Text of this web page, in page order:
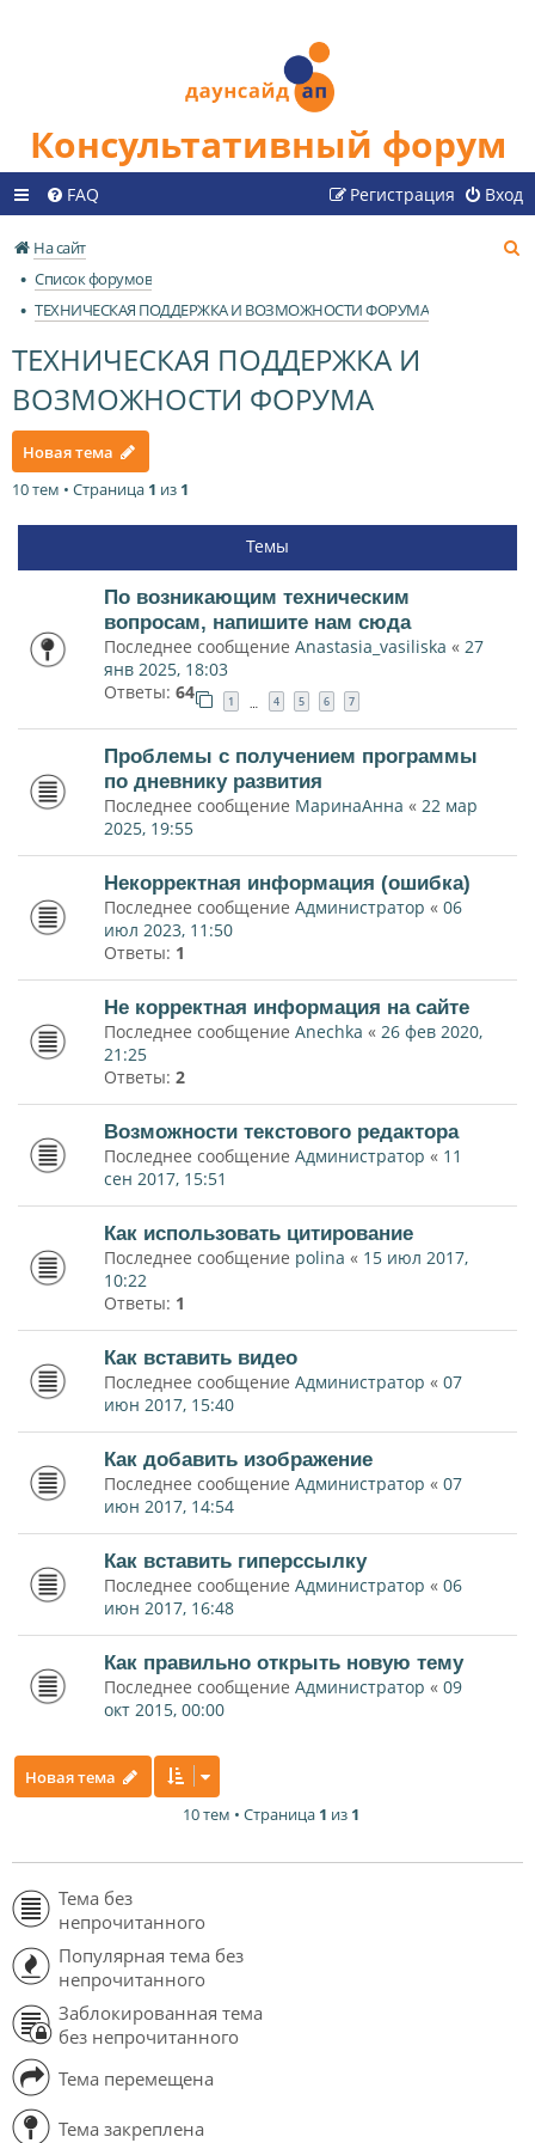
Консультативный форум
FAQ Вход
Регистрация
На сайт
Список форумов
ТЕХНИЧЕСКАЯ ПОДДЕРЖКА И ВОЗМОЖНОСТИ ФОРУМА
ТЕХНИЧЕСКАЯ ПОДДЕРЖКА И
ВОЗМОЖНОСТИ ФОРУМА
Новая тема
10 тем • Страница 1 из 1
Темы
По возникающим техническим
вопросам, напишите нам сюда
Последнее сообщение Anastasia_vasiliska « 27
янв 2025, 18:03
Ответы: 64 1 … 4 5 6 7
Проблемы с получением программы
по дневнику развития
Последнее сообщение МаринаАнна « 22 мар
2025, 19:55
Некорректная информация (ошибка)
Последнее сообщение Администратор « 06
июл 2023, 11:50
Ответы: 1
Не корректная информация на сайте
Последнее сообщение Anechka « 26 фев 2020,
21:25
Ответы: 2
Возможности текстового редактора
Последнее сообщение Администратор « 11
сен 2017, 15:51
Как использовать цитирование
Последнее сообщение polina « 15 июл 2017,
10:22
Ответы: 1
Как вставить видео
Последнее сообщение Администратор « 07
июн 2017, 15:40
Как добавить изображение
Последнее сообщение Администратор « 07
июн 2017, 14:54
Как вставить гиперссылку
Последнее сообщение Администратор « 06
июн 2017, 16:48
Как правильно открыть новую тему
Последнее сообщение Администратор « 09
окт 2015, 00:00
Новая тема
10 тем • Страница 1 из 1
Тема без
непрочитанного
Популярная тема без
непрочитанного
Заблокированная тема
без непрочитанного
Тема перемещена
Тема закреплена